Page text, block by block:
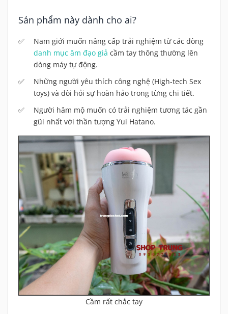
Sản phẩm này dành cho ai?
Nam giới muốn nâng cấp trải nghiệm từ các dòng
danh mục âm đạo giả cầm tay thông thường lên
dòng máy tự động.
Những người yêu thích công nghệ (High-tech Sex
toys) và đòi hỏi sự hoàn hảo trong từng chi tiết.
Người hâm mộ muốn có trải nghiệm tương tác gần
gũi nhất với thần tượng Yui Hatano.
Cầm rất chắc tay